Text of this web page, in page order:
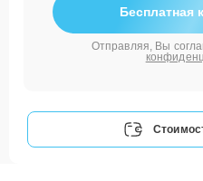
Бесплатная
Отправляя, Вы